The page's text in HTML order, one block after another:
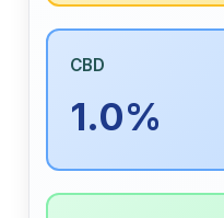
CBD
1.0%